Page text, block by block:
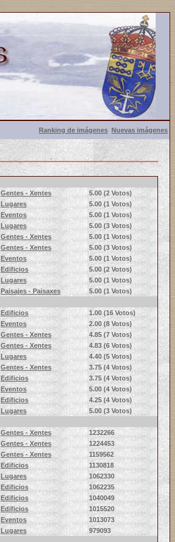
Ranking de imágenes Nuevas imágenes
Gentes - Xentes 5.00 (2 Votos)
Lugares 5.00 (1 Votos)
Eventos 5.00 (1 Votos)
Lugares 5.00 (3 Votos)
Gentes - Xentes 5.00 (1 Votos)
Gentes - Xentes 5.00 (3 Votos)
Eventos 5.00 (1 Votos)
Edificios 5.00 (2 Votos)
Lugares 5.00 (1 Votos)
Paisajes - Paisaxes 5.00 (1 Votos)
Edificios 1.00 (16 Votos)
Eventos 2.00 (8 Votos)
Gentes - Xentes 4.85 (7 Votos)
Gentes - Xentes 4.83 (6 Votos)
Lugares 4.40 (5 Votos)
Gentes - Xentes 3.75 (4 Votos)
Edificios 3.75 (4 Votos)
Eventos 5.00 (4 Votos)
Edificios 4.25 (4 Votos)
Lugares 5.00 (3 Votos)
Gentes - Xentes
1232266
Gentes - Xentes
1224453
Gentes - Xentes
1159562
Edificios
1130818
Lugares
1062330
Edificios
1062235
Edificios
1040049
Edificios
1015520
Eventos
1013073
Lugares
979093